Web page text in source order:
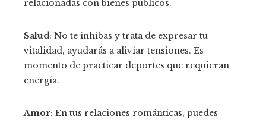
relacionadas con bienes públicos.
Salud: No te inhibas y trata de expresar tu
vitalidad, ayudarás a aliviar tensiones. Es
momento de practicar deportes que requieran
energía.
Amor: En tus relaciones románticas, puedes